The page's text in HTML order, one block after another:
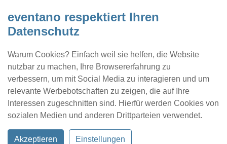
eventano respektiert Ihren
Datenschutz
Warum Cookies? Einfach weil sie helfen, die Website
nutzbar zu machen, Ihre Browsererfahrung zu
verbessern, um mit Social Media zu interagieren und um
relevante Werbebotschaften zu zeigen, die auf Ihre
Interessen zugeschnitten sind. Hierfür werden Cookies von
sozialen Medien und anderen Drittparteien verwendet.
Akzeptieren Einstellungen
Kontakt Location eintragen Profil